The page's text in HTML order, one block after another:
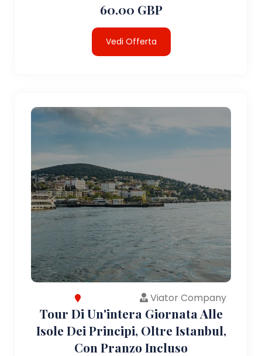
60.00 GBP
Vedi Offerta
Viator Company
Tour Di Un'intera Giornata Alle
Isole Dei Principi, Oltre Istanbul,
Con Pranzo Incluso